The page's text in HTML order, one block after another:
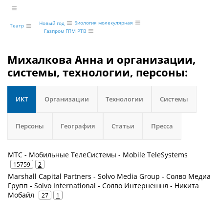
Театр Новый год
Биология молекулярная
Газпром ГПМ РТВ
Михалкова Анна и организации,
системы, технологии, персоны:
ИКТ Организации Технологии Системы
Персоны География Статьи Пресса
МТС - Мобильные ТелеСистемы - Mobile TeleSystems
15759 2
Marshall Capital Partners - Solvo Media Group - Солво Медиа
Групп - Solvo International - Солво Интернешнл - Никита
Мобайл
27 1